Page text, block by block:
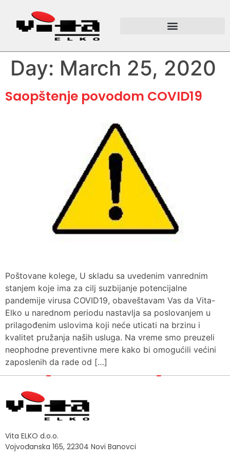
Day: March 25, 2020
Saopštenje povodom COVID19
Poštovane kolege, U skladu sa uvedenim vanrednim
stanjem koje ima za cilj suzbijanje potencijalne
pandemije virusa COVID19, obaveštavam Vas da Vita-
Elko u narednom periodu nastavlja sa poslovanjem u
prilagođenim uslovima koji neće uticati na brzinu i
kvalitet pružanja naših usluga. Na vreme smo preuzeli
neophodne preventivne mere kako bi omogućili većini
zaposlenih da rade od […]
Vita ELKO d.o.o.
Vojvođanska 165, 22304 Novi Banovci